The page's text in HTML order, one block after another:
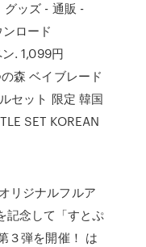
グッズ - 通販 -
ロード
ン. 1,099円
森 ベイブレード
セット 限定 韓国
SET KOREAN
リジナルフルア
記念して「すとぷ
３弾を開催！ は